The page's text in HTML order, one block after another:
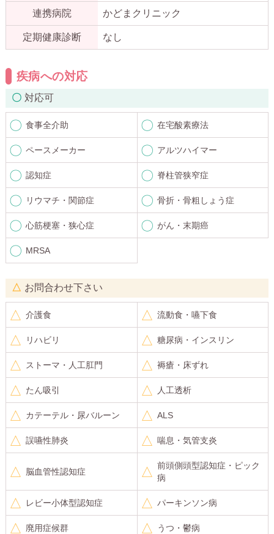
連携病院 かどまクリニック
定期健康診断 なし
疾病への対応
対応可
食事全介助 在宅酸素療法
ペースメーカー アルツハイマー
認知症 脊柱管狭窄症
リウマチ・関節症 骨折・骨粗しょう症
心筋梗塞・狭心症 がん・末期癌
MRSA
お問合わせ下さい
介護食 流動食・嚥下食
リハビリ 糖尿病・インスリン
ストーマ・人工肛門 褥瘡・床ずれ
たん吸引 人工透析
カテーテル・尿バルーン ALS
誤嚥性肺炎 喘息・気管支炎
脳血管性認知症
前頭側頭型認知症・ピック
病
レビー小体型認知症 パーキンソン病
廃用症候群 うつ・鬱病